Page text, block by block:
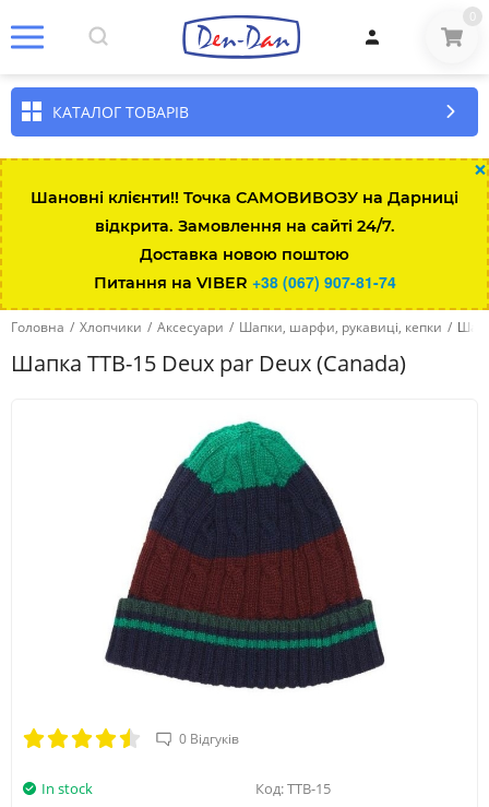
0
КАТАЛОГ ТОВАРІВ
×
Шановні клієнти!! Точка САМОВИВОЗУ на Дарниці
відкрита. Замовлення на сайті 24/7.
Доставка новою поштою
Питання на VIBER +38 (067) 907-81-74
Головна / Хлопчики / Аксесуари / Шапки, шарфи, рукавиці, кепки /
Шапка TTB-15 Deux par Deux (Canada)
0 Відгуків
In stock Код:TTB-15